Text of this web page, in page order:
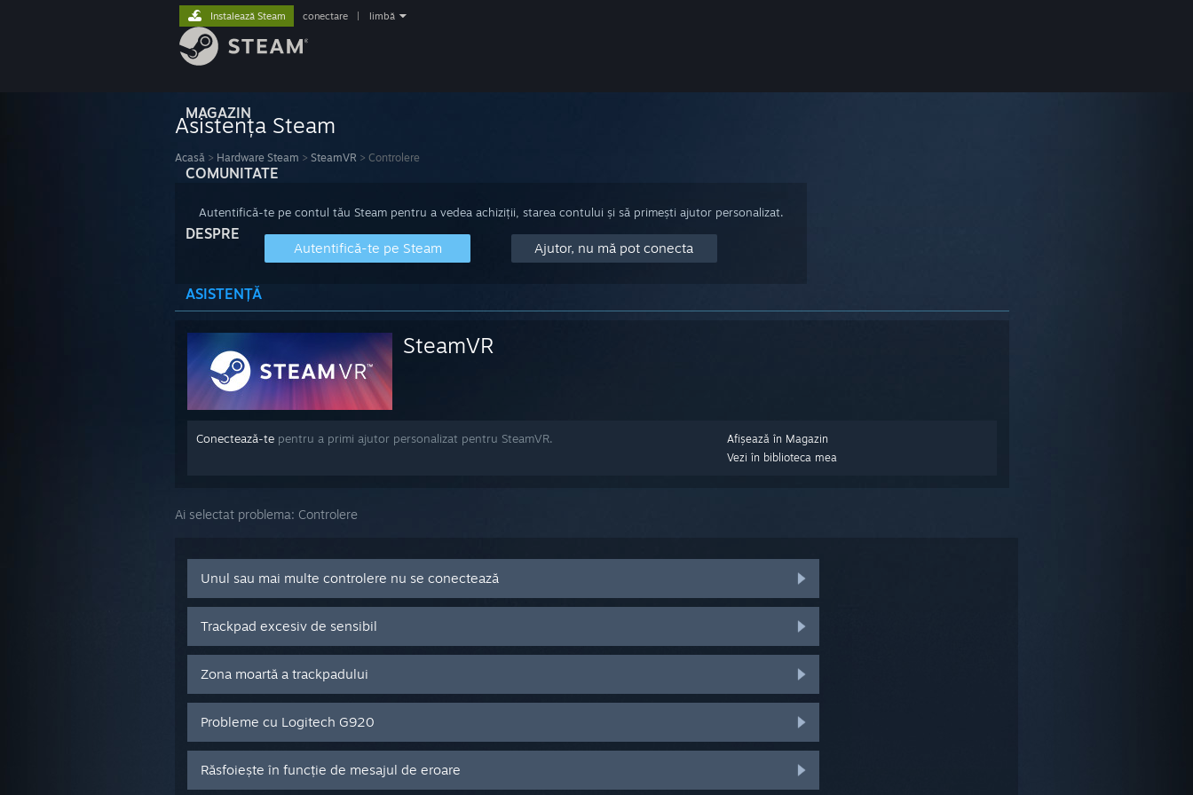
MAGAZIN
COMUNITATE
DESPRE
ASISTENȚĂ
Instalează Steam conectare limbă
Asistența Steam
Acasă > Hardware Steam > SteamVR > Controlere
Autentifică-te pe contul tău Steam pentru a vedea achiziții, starea contului și să primești ajutor personalizat.
Autentifică-te pe Steam Ajutor, nu mă pot conecta
SteamVR
Afișează în Magazin
Vezi în biblioteca mea
Conectează-te pentru a primi ajutor personalizat pentru SteamVR.
Ai selectat problema: Controlere
Unul sau mai multe controlere nu se conectează
Trackpad excesiv de sensibil
Zona moartă a trackpadului
Probleme cu Logitech G920
Răsfoiește în funcție de mesajul de eroare